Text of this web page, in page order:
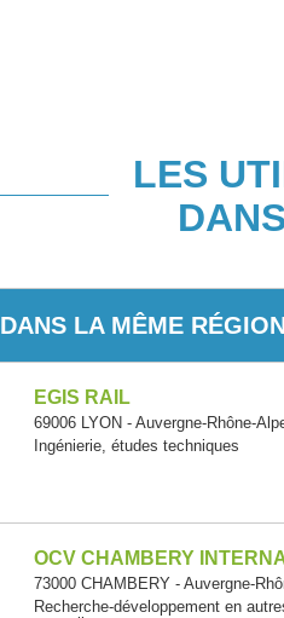
LES
DANS LA MÊME RÉGION
EGIS RAIL
69006 LYON - Auvergne-Rhône-
Ingénierie, études techniques
OCV CHAMBERY
73000 CHAMBERY - Auvergne-
Recherche-développement en